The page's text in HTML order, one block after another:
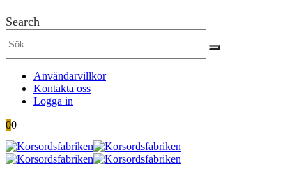
Search
Användarvillkor
Kontakta oss
Logga in
00